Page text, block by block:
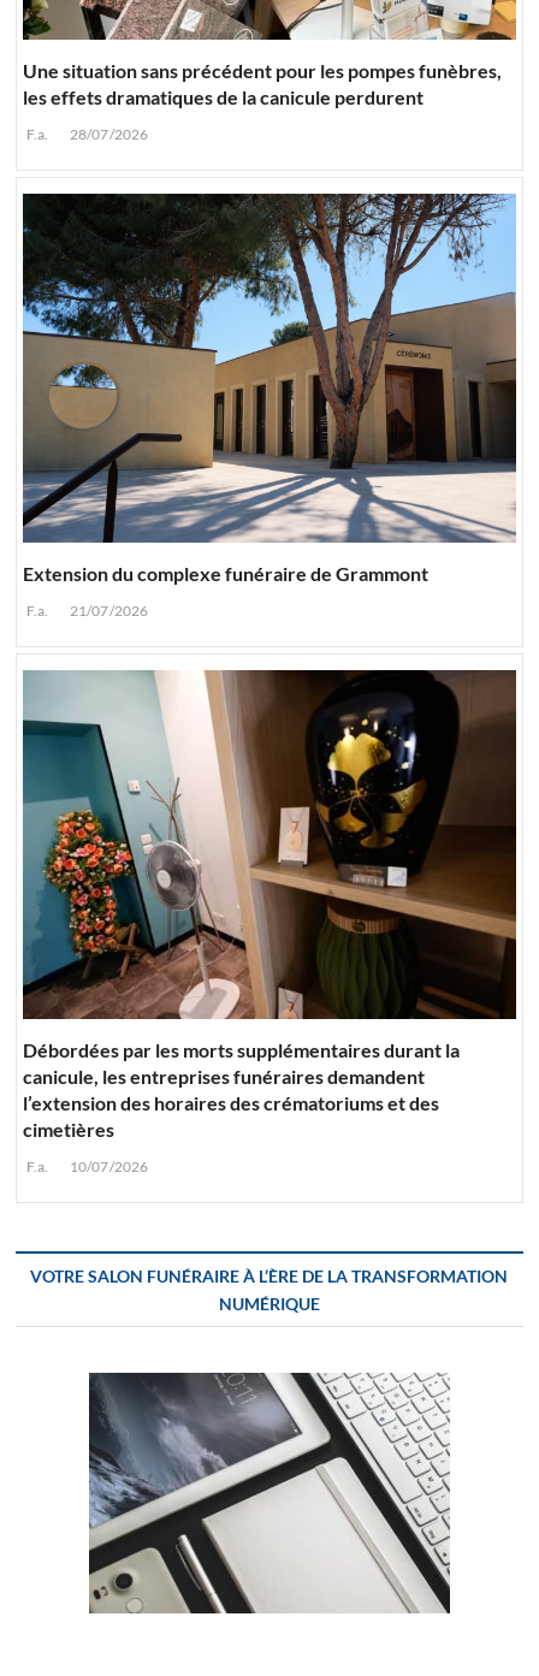
Une situation sans précédent pour les pompes funèbres,
les effets dramatiques de la canicule perdurent
F.a. 28/07/2026
Extension du complexe funéraire de Grammont
F.a. 21/07/2026
Débordées par les morts supplémentaires durant la
canicule, les entreprises funéraires demandent
l’extension des horaires des crématoriums et des
cimetières
F.a. 10/07/2026
VOTRE SALON FUNÉRAIRE À L’ÈRE DE LA TRANSFORMATION
NUMÉRIQUE